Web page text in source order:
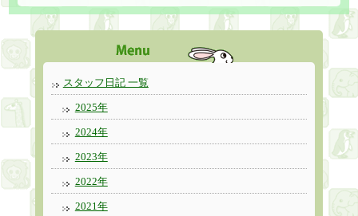
スタッフ日記 一覧
2025年
2024年
2023年
2022年
2021年